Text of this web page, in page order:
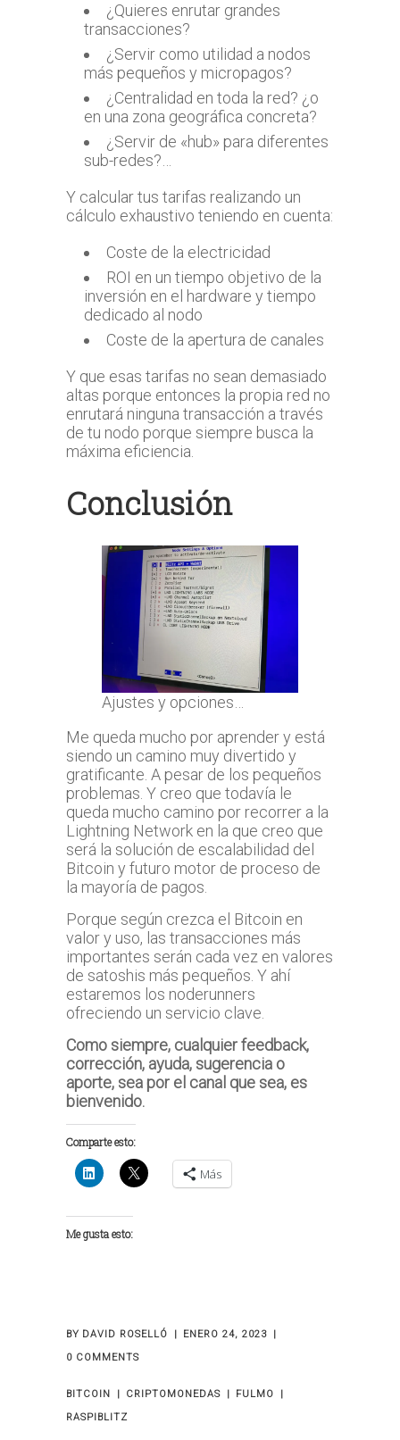
¿Quieres enrutar grandes
transacciones?
¿Servir como utilidad a nodos
más pequeños y micropagos?
¿Centralidad en toda la red? ¿o
en una zona geográfica concreta?
¿Servir de «hub» para diferentes
sub-redes?…
Y calcular tus tarifas realizando un
cálculo exhaustivo teniendo en cuenta:
Coste de la electricidad
ROI en un tiempo objetivo de la
inversión en el hardware y tiempo
dedicado al nodo
Coste de la apertura de canales
Y que esas tarifas no sean demasiado
altas porque entonces la propia red no
enrutará ninguna transacción a través
de tu nodo porque siempre busca la
máxima eficiencia.
Conclusión
Ajustes y opciones…
Me queda mucho por aprender y está
siendo un camino muy divertido y
gratificante. A pesar de los pequeños
problemas. Y creo que todavía le
queda mucho camino por recorrer a la
Lightning Network en la que creo que
será la solución de escalabilidad del
Bitcoin y futuro motor de proceso de
la mayoría de pagos.
Porque según crezca el Bitcoin en
valor y uso, las transacciones más
importantes serán cada vez en valores
de satoshis más pequeños. Y ahí
estaremos los noderunners
ofreciendo un servicio clave.
Como siempre, cualquier feedback,
corrección, ayuda, sugerencia o
aporte, sea por el canal que sea, es
bienvenido.
Comparte esto:
Más
Me gusta esto:
BY DAVID ROSELLÓ
ENERO 24, 2023
0 COMMENTS
BITCOIN CRIPTOMONEDAS
FULMO
RASPIBLITZ